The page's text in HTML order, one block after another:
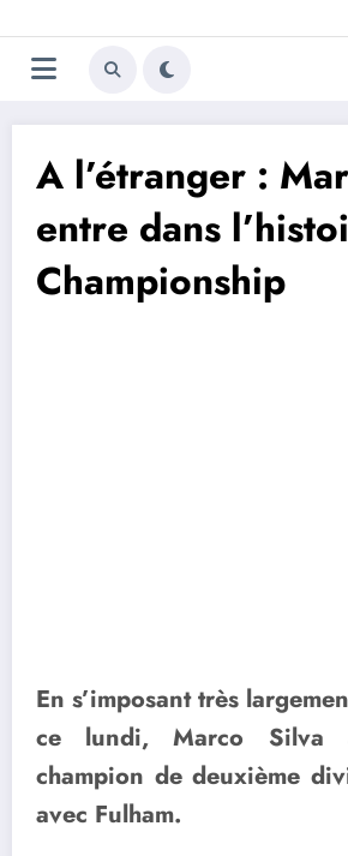
au
contenu
Trivela
A l’étranger :
entre dans
Championship
En s’imposant très
ce lundi, Marco Silva
champion de deuxième
avec Fulham.